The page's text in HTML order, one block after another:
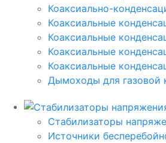
Коаксиально-
Коаксиальные
Коаксиальные
Коаксиальные
Коаксиальные
Дымоходы для газовой
Стабилизаторы
Источники